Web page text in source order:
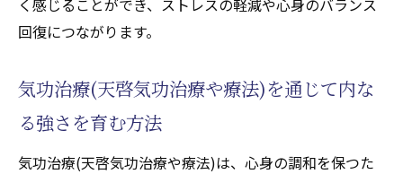
回復につながります。
気功治療(天啓気功治療や療法)を通じて内な
る強さを育む方法
気功治療(天啓気功治療や療法)は、心身の調和を保つた